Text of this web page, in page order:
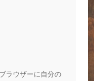
ラウザーに自分の